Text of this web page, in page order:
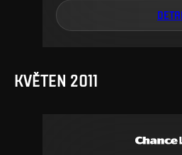
KVĚTEN 2011